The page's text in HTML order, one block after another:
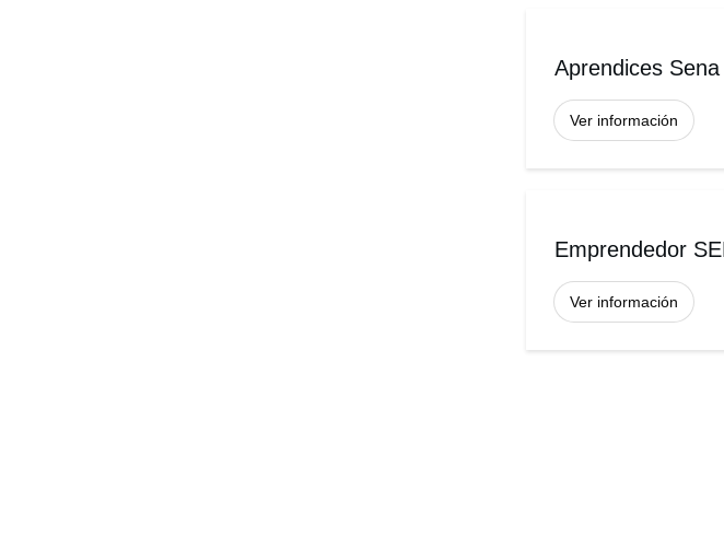
Aprendices Sena
Ver información
Emprendedor
Ver información